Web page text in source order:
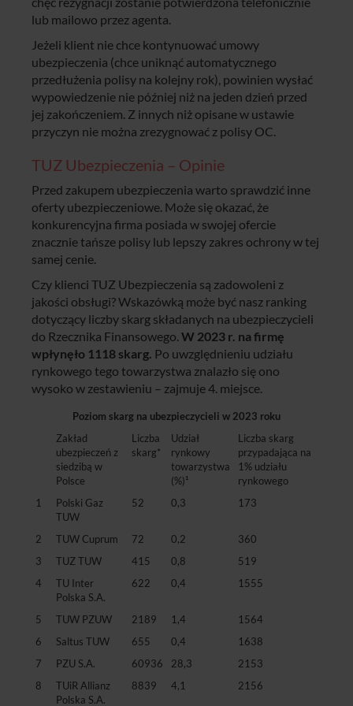
lub mailowo przez agenta.
Jeżeli klient nie chce kontynuować umowy
ubezpieczenia (chce uniknąć automatycznego
przedłużenia polisy na kolejny rok), powinien wysłać
wypowiedzenie nie później niż na jeden dzień przed
jej zakończeniem. Z innych niż opisane w ustawie
przyczyn nie można zrezygnować z polisy OC.
TUZ Ubezpieczenia – Opinie
Przed zakupem ubezpieczenia warto sprawdzić inne
oferty ubezpieczeniowe. Może się okazać, że
konkurencyjna firma posiada w swojej ofercie
znacznie tańsze polisy lub lepszy zakres ochrony w tej
samej cenie.
Czy klienci TUZ Ubezpieczenia są zadowoleni z
jakości obsługi? Wskazówką może być nasz ranking
dotyczący liczby skarg składanych na ubezpieczycieli
do Rzecznika Finansowego. W 2023 r. na firmę
wpłynęło 1118 skarg. Po uwzględnieniu udziału
rynkowego tego towarzystwa znalazło się ono
wysoko w zestawieniu – zajmuje 4. miejsce.
Poziom skarg na ubezpieczycieli w 2023 roku
Zakład
ubezpieczeń z
siedzibą w
Polsce
Liczba
skarg*
Udział
rynkowy
towarzystwa
(%)¹
Liczba skarg
przypadająca na
1% udziału
rynkowego
1
Polski Gaz
TUW
52 0,3 173
2 TUW Cuprum 72 0,2
360
3
TUZ TUW 415 0,8
519
4
TU Inter
Polska S.A.
622 0,4 1555
5 TUW PZUW 2189 1,4
1564
6
Saltus TUW 655 0,4
1638
7
PZU S.A. 60936 28,3
2153
8
TUiR Allianz
Polska S.A.
8839 4,1 2156